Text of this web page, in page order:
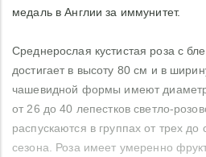
медаль в Англии за иммунитет.
Среднерослая кустистая роза с
достигает в высоту 80 см и в
чашевидной формы имеют
от 26 до 40 лепестков светло-
распускаются в группах от трех до
сезона. Роза имеет умеренно